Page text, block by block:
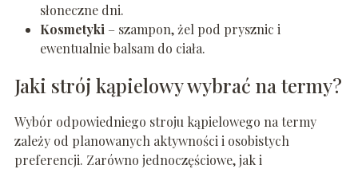
słoneczne dni.
Kosmetyki – szampon, żel pod prysznic i
ewentualnie balsam do ciała.
Jaki strój kąpielowy wybrać na termy?
Wybór odpowiedniego stroju kąpielowego na termy
zależy od planowanych aktywności i osobistych
preferencji. Zarówno jednoczęściowe, jak i